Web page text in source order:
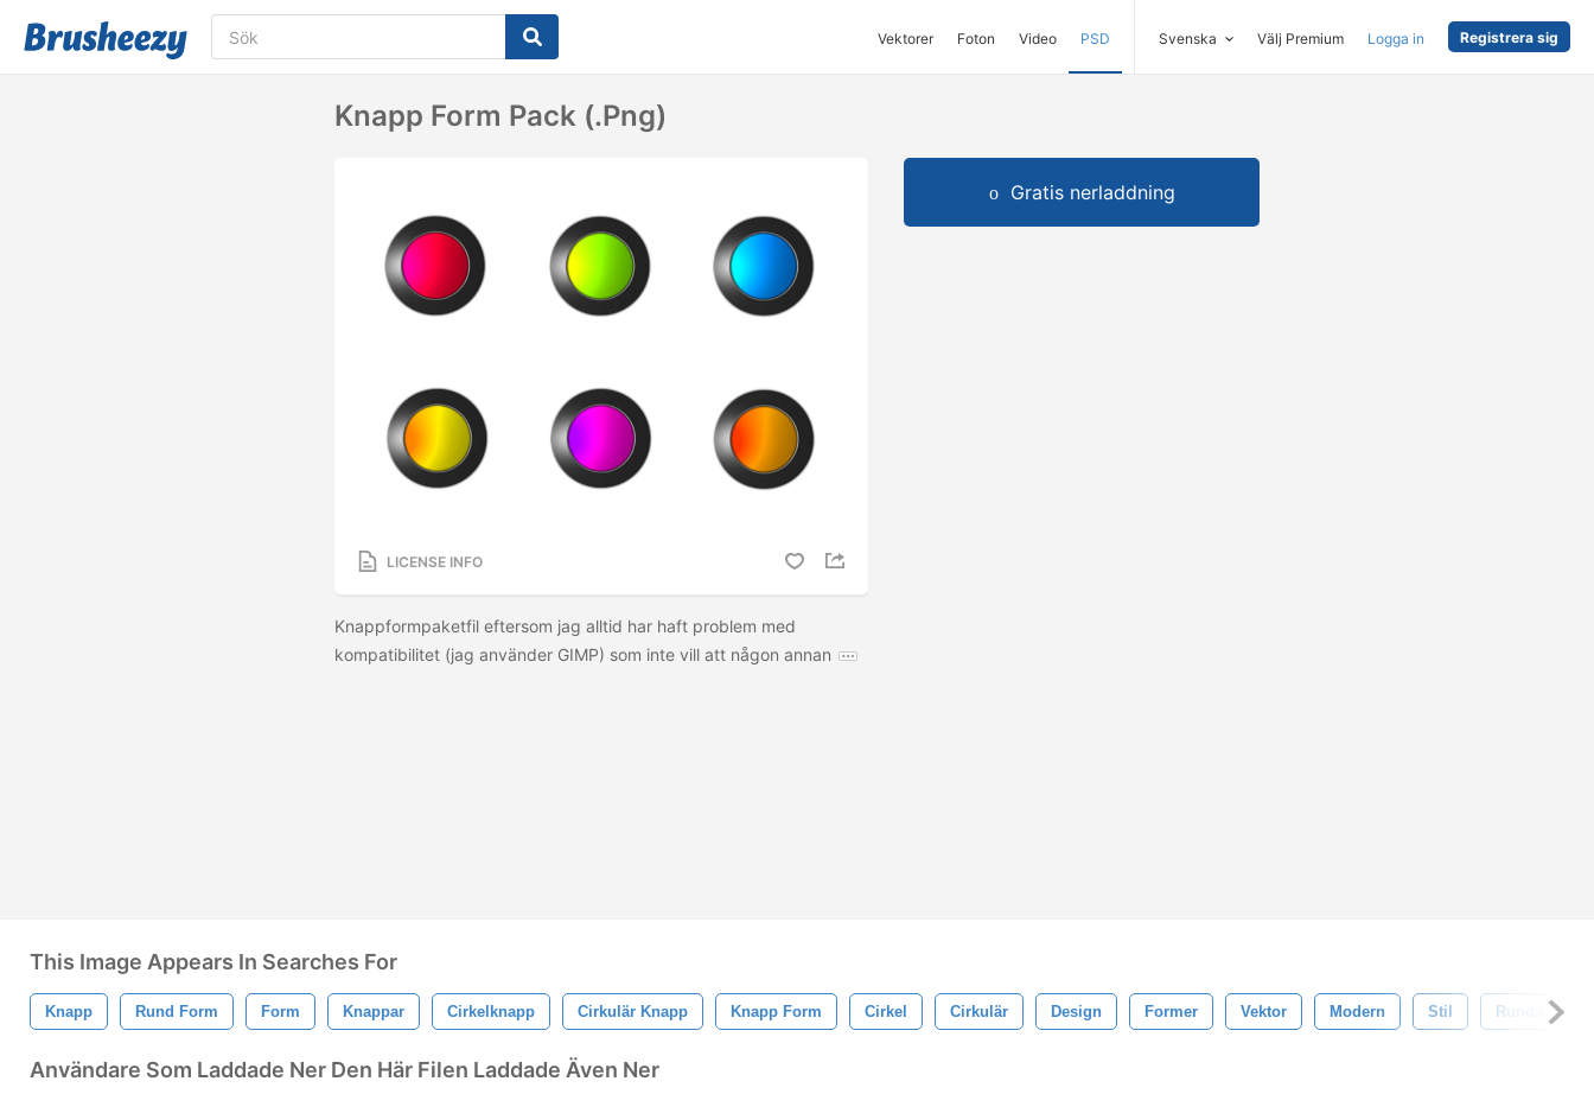
Vektorer Foton Video PSD Svenska Välj Premium Logga in Registrera sig
Knapp Form Pack (.png)
LICENSE INFO
Knappformpaketfil eftersom jag alltid har haft problem med
kompatibilitet (jag använder GIMP) som inte vill att någon annan
Gratis nerladdning
This Image Appears In Searches For
Knapp Rund Form Form Knappar Cirkelknapp Cirkulär Knapp Knapp Form Cirkel Cirkulär Design Former Vektor Modern Stil Runda
Användare Som Laddade Ner Den Här Filen Laddade Även Ner